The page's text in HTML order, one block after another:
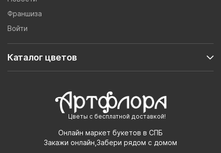
Цветы с бесплатной доставкой!
Онлайн маркет букетов в СПБ
Закажи онлайн,Забери рядом с домом
Франшиза
Войти
Каталог цветов